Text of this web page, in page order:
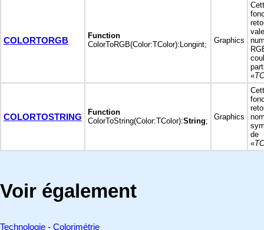
COLORTORGB
Function
ColorToRGB(Color:TColor):Longint;
Graphics
«
COLORTOSTRING
Function
ColorToString(Color:TColor):String; Graphics
«
Voir également
Technologie - Colorimétrie